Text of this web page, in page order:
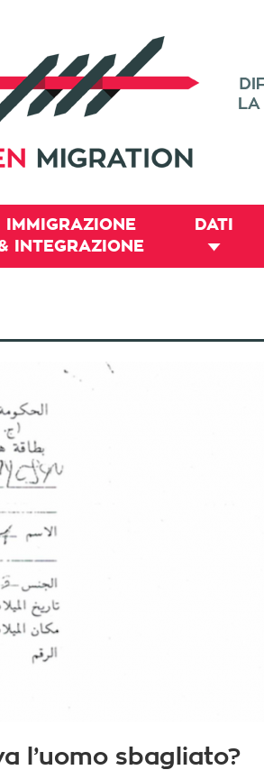
IMMIGRAZIONE
INTEGRAZIONE
DATI
l’uomo sbagliato?